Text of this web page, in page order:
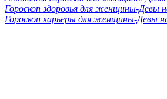
Гороскоп здоровья для женщины-Девы
Гороскоп карьеры для женщины-Девы